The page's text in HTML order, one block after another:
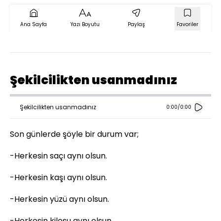
Ana Sayfa Yazı Boyutu Paylaş Favoriler
Şekilcilikten usanmadınız
Şekilcilikten usanmadınız 0:00/0:00
Son günlerde şöyle bir durum var;
-Herkesin saçı aynı olsun.
-Herkesin kaşı aynı olsun.
-Herkesin yüzü aynı olsun.